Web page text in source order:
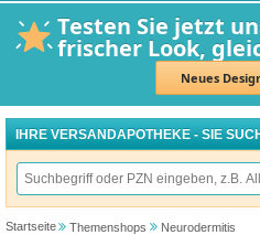
Testen Sie jetzt
frischer Look,
Neues
IHRE VERSANDAPOTHEKE - SIE
Startseite Themenshops Neurodermitis